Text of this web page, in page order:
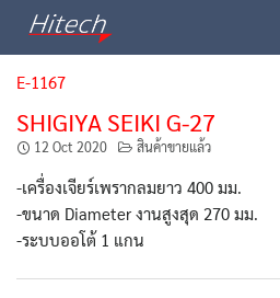
E-1167
SHIGIYA SEIKI G-27
12 Oct 2020 สินค้าขายแล้ว
-เครื่องเจียร์เพรากลมยาว 400 มม.
-ขนาด Diameter งานสูงสุด 270 มม.
-ระบบออโต้ 1 แกน